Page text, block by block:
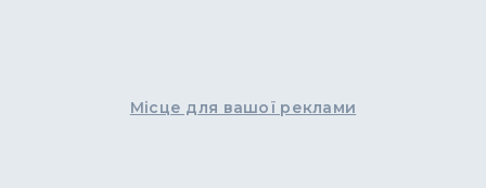
Місце для вашої реклами